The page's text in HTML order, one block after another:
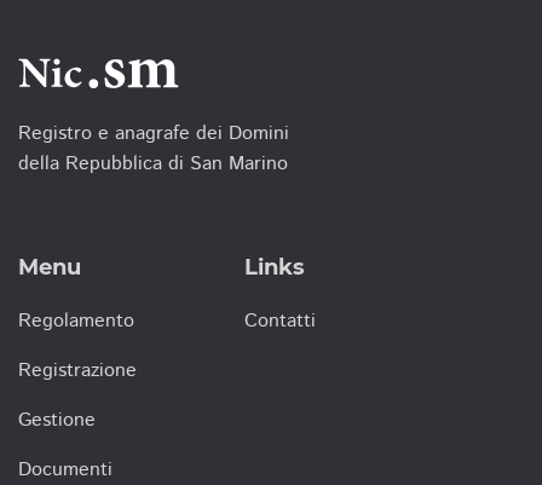
Registro e anagrafe dei Domini
della Repubblica di San Marino
Menu
Regolamento
Registrazione
Gestione
Documenti
Links
Contatti